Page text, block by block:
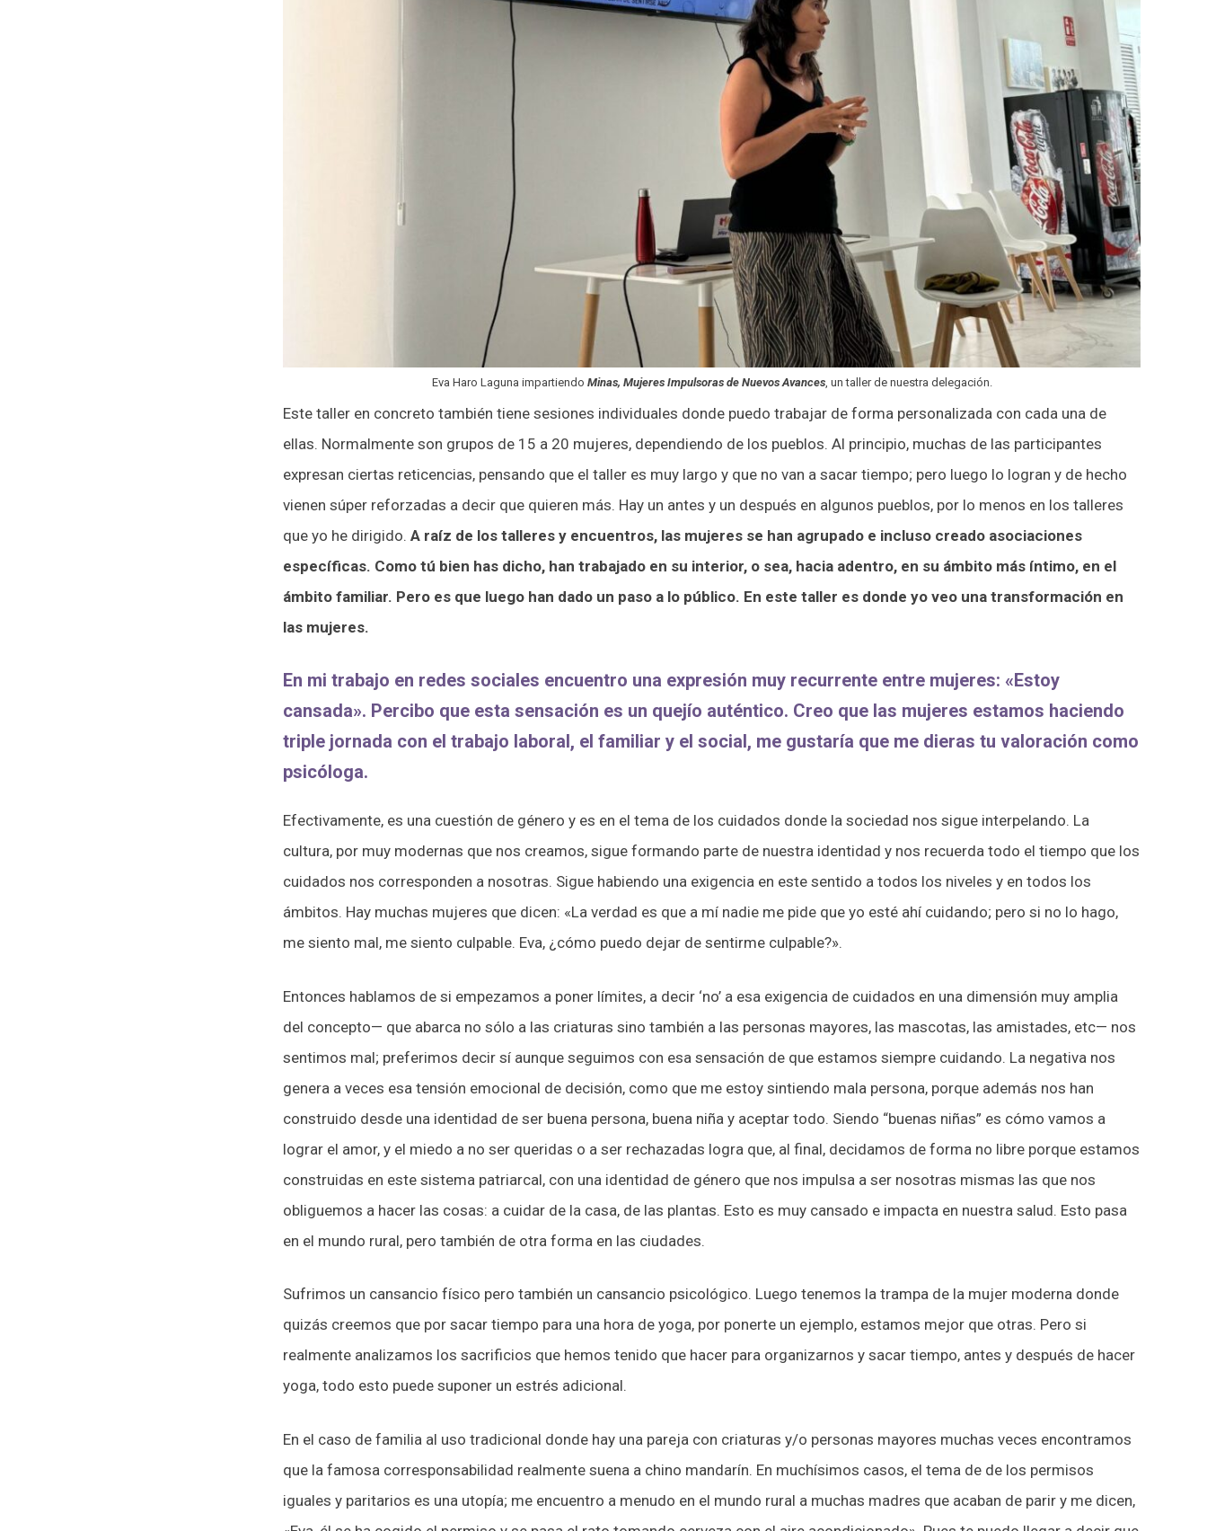
Eva Haro Laguna impartiendo Minas, Mujeres Impulsoras de Nuevos Avances, un taller de nuestra delegación.
Este taller en concreto también tiene sesiones individuales donde puedo trabajar de forma personalizada con cada una de
ellas. Normalmente son grupos de 15 a 20 mujeres, dependiendo de los pueblos. Al principio, muchas de las participantes
expresan ciertas reticencias, pensando que el taller es muy largo y que no van a sacar tiempo; pero luego lo logran y de hecho
vienen súper reforzadas a decir que quieren más. Hay un antes y un después en algunos pueblos, por lo menos en los talleres
que yo he dirigido. A raíz de los talleres y encuentros, las mujeres se han agrupado e incluso creado asociaciones
específicas. Como tú bien has dicho, han trabajado en su interior, o sea, hacia adentro, en su ámbito más íntimo, en el
ámbito familiar. Pero es que luego han dado un paso a lo público. En este taller es donde yo veo una transformación en
las mujeres.
En mi trabajo en redes sociales encuentro una expresión muy recurrente entre mujeres: «Estoy
cansada». Percibo que esta sensación es un quejío auténtico. Creo que las mujeres estamos haciendo
triple jornada con el trabajo laboral, el familiar y el social, me gustaría que me dieras tu valoración como
psicóloga.
Efectivamente, es una cuestión de género y es en el tema de los cuidados donde la sociedad nos sigue interpelando. La
cultura, por muy modernas que nos creamos, sigue formando parte de nuestra identidad y nos recuerda todo el tiempo que los
cuidados nos corresponden a nosotras. Sigue habiendo una exigencia en este sentido a todos los niveles y en todos los
ámbitos. Hay muchas mujeres que dicen: «La verdad es que a mí nadie me pide que yo esté ahí cuidando; pero si no lo hago,
me siento mal, me siento culpable. Eva, ¿cómo puedo dejar de sentirme culpable?».
Entonces hablamos de si empezamos a poner límites, a decir ‘no’ a esa exigencia de cuidados en una dimensión muy amplia
del concepto— que abarca no sólo a las criaturas sino también a las personas mayores, las mascotas, las amistades, etc— nos
sentimos mal; preferimos decir sí aunque seguimos con esa sensación de que estamos siempre cuidando. La negativa nos
genera a veces esa tensión emocional de decisión, como que me estoy sintiendo mala persona, porque además nos han
construido desde una identidad de ser buena persona, buena niña y aceptar todo. Siendo “buenas niñas” es cómo vamos a
lograr el amor, y el miedo a no ser queridas o a ser rechazadas logra que, al final, decidamos de forma no libre porque estamos
construidas en este sistema patriarcal, con una identidad de género que nos impulsa a ser nosotras mismas las que nos
obliguemos a hacer las cosas: a cuidar de la casa, de las plantas. Esto es muy cansado e impacta en nuestra salud. Esto pasa
en el mundo rural, pero también de otra forma en las ciudades.
Sufrimos un cansancio físico pero también un cansancio psicológico. Luego tenemos la trampa de la mujer moderna donde
quizás creemos que por sacar tiempo para una hora de yoga, por ponerte un ejemplo, estamos mejor que otras. Pero si
realmente analizamos los sacrificios que hemos tenido que hacer para organizarnos y sacar tiempo, antes y después de hacer
yoga, todo esto puede suponer un estrés adicional.
En el caso de familia al uso tradicional donde hay una pareja con criaturas y/o personas mayores muchas veces encontramos
que la famosa corresponsabilidad realmente suena a chino mandarín. En muchísimos casos, el tema de de los permisos
iguales y paritarios es una utopía; me encuentro a menudo en el mundo rural a muchas madres que acaban de parir y me dicen,